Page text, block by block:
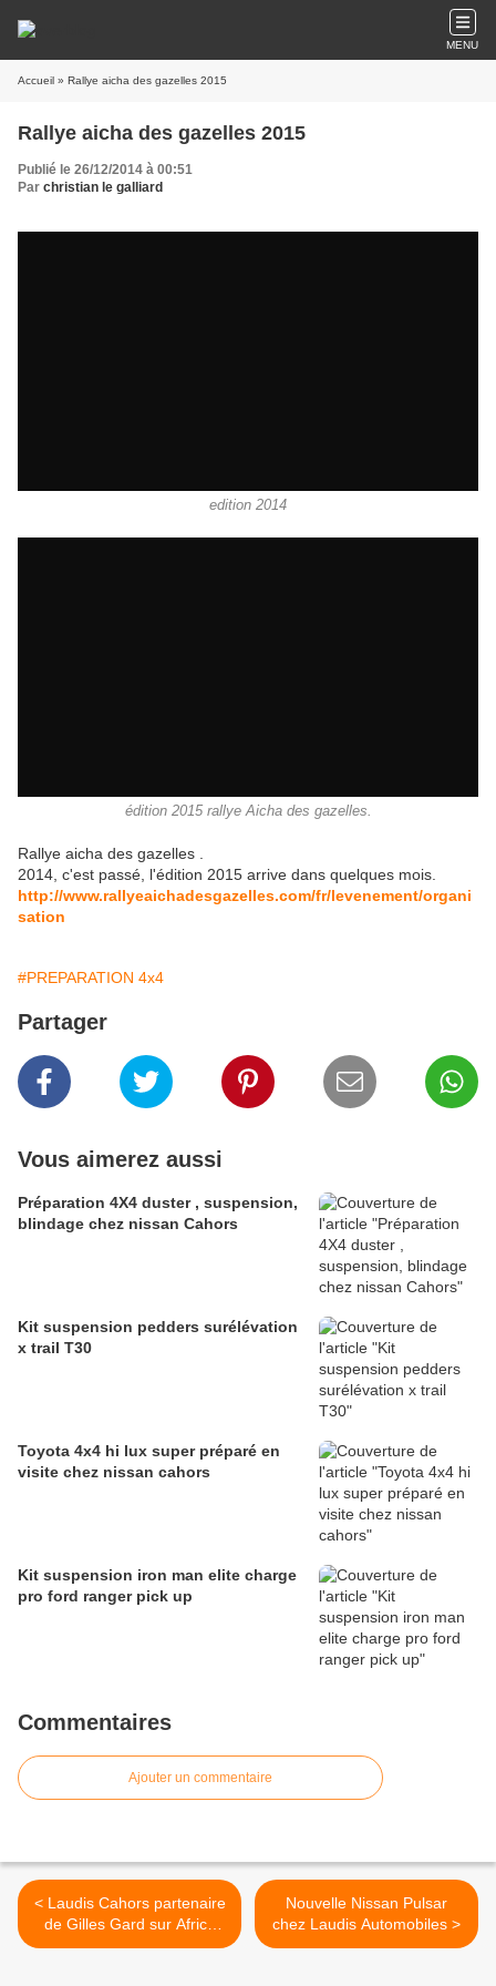
MENU
Accueil » Rallye aicha des gazelles 2015
Rallye aicha des gazelles 2015
Publié le 26/12/2014 à 00:51
Par christian le galliard
edition 2014
édition 2015 rallye Aicha des gazelles.
Rallye aicha des gazelles .
2014, c'est passé, l'édition 2015 arrive dans quelques mois.
http://www.rallyeaichadesgazelles.com/fr/levenement/organi
sation
#PREPARATION 4x4
Partager
Vous aimerez aussi
Préparation 4X4 duster , suspension,
blindage chez nissan Cahors
Kit suspension pedders surélévation
x trail T30
Toyota 4x4 hi lux super préparé en
visite chez nissan cahors
Kit suspension iron man elite charge
pro ford ranger pick up
Commentaires
Ajouter un commentaire
< Laudis Cahors partenaire
de Gilles Gard sur Africa
Race 2015
Nouvelle Nissan Pulsar
chez Laudis Automobiles >